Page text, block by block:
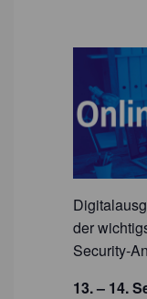
der
Security-
13. – 14.